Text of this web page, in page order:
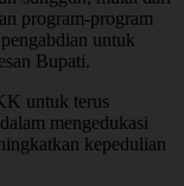
program-program
untuk
Bupati.
untuk terus
mengedukasi
kepedulian